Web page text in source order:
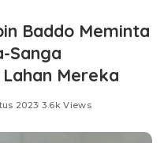
Baddo Meminta
Sanga
Mereka
2023 3.6k Views